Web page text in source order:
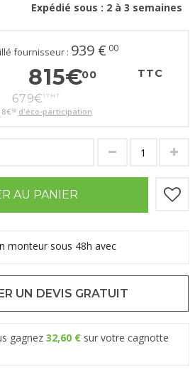
Expédié sous : 2 à 3 semaines
fournisseur : 939 € 00
815€00 TTC
679€17 HT
8€ 50 d'éco-participation
AU PANIER
monteur sous 48h avec
UN DEVIS GRATUIT
gagnez 32,60 € sur votre cagnotte